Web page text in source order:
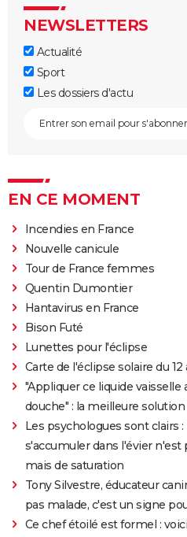
NEWSLETTERS
Actualité
Sport
Les dossiers d'actu
EN CE MOMENT
Incendies en France
Nouvelle canicule
Tour de France femmes
Quentin Dumontier
Hantavirus en France
Bison Futé
Lunettes pour l'éclipse
Carte de l'éclipse solaire du 12
"Appliquer ce liquide vaisselle
douche" : la meilleure
Les psychologues sont clairs :
s'accumuler dans l'évier n'est
mais de saturation
Tony Silvestre, éducateur
pas malade, c'est un signe
Ce chef étoilé est formel :